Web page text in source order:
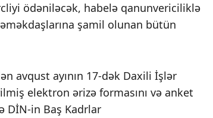
ödəniləcək, habelə qanunvericiliklə
şamil olunan bütün
avqust ayının 17-dək Daxili İşlər
elektron ərizə formasını və anket
DİN-in Baş Kadrlar